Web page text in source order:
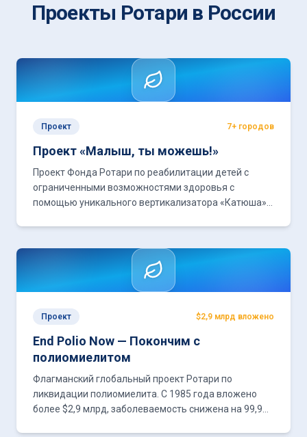
Проекты Ротари в России
Проект 7+ городов
Проект «Малыш, ты можешь!»
Проект Фонда Ротари по реабилитации детей с
ограниченными возможностями здоровья с
помощью уникального вертикализатора «Катюша».
Проект $2,9 млрд вложено
End Polio Now — Покончим с
полиомиелитом
Флагманский глобальный проект Ротари по
ликвидации полиомиелита. С 1985 года вложено
более $2,9 млрд, заболеваемость снижена на 99,9%.